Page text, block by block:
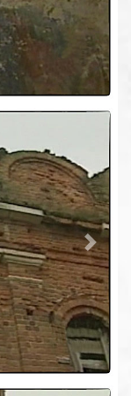
Next